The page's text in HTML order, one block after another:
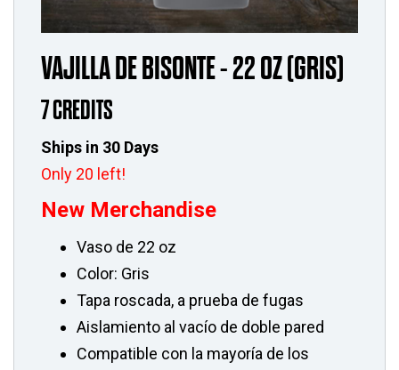
VAJILLA DE BISONTE - 22 OZ (GRIS)
7 CREDITS
Ships in 30 Days
Only 20 left!
New Merchandise
Vaso de 22 oz
Color: Gris
Tapa roscada, a prueba de fugas
Aislamiento al vacío de doble pared
Compatible con la mayoría de los